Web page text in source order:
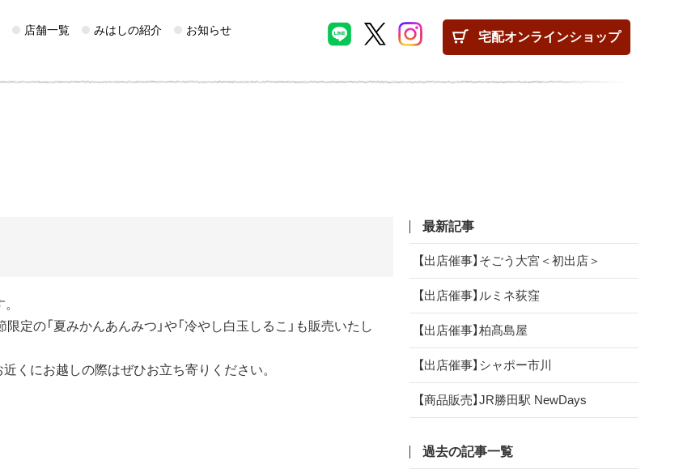
店舗一覧 みはしの紹介
お知らせ
宅配オンラインショップ
定の「夏みかんあんみつ」や「冷やし白玉しるこ」も販売いたし
くにお越しの際はぜひお立ち寄りください。
最新記事
【出店催事】そごう大宮＜初出店＞
【出店催事】ルミネ荻窪
【出店催事】柏髙島屋
【出店催事】シャポー市川
【商品販売】JR勝田駅 NewDays
過去の記事一覧